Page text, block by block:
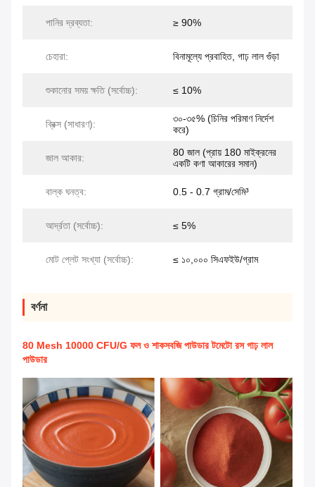
পানির দ্রব্যতা: ≥ 90%
চেহারা: বিনামূল্যে প্রবাহিত, গাঢ় লাল গুঁড়া
শুকানোর সময় ক্ষতি (সর্বোচ্চ): ≤ 10%
ব্রিক্স (সাধারণ):
৩০-৩৫% (চিনির পরিমাণ নির্দেশ
করে)
জাল আকার:
80 জাল (প্রায় 180 মাইক্রনের
একটি কণা আকারের সমান)
বাল্ক ঘনত্ব: 0.5 - 0.7 গ্রাম/সেমি³
আর্দ্রতা (সর্বোচ্চ): ≤ 5%
মোট প্লেট সংখ্যা (সর্বোচ্চ): ≤ ১০,০০০ সিএফইউ/গ্রাম
বর্ণনা
80 Mesh 10000 CFU/G ফল ও শাকসবজি পাউডার টমেটো রস গাঢ় লাল
পাউডার